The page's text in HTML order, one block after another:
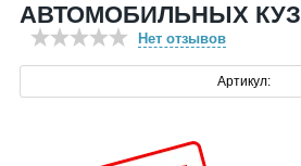
АВТОМОБИЛЬНЫХ
Нет отзывов
Артикул: